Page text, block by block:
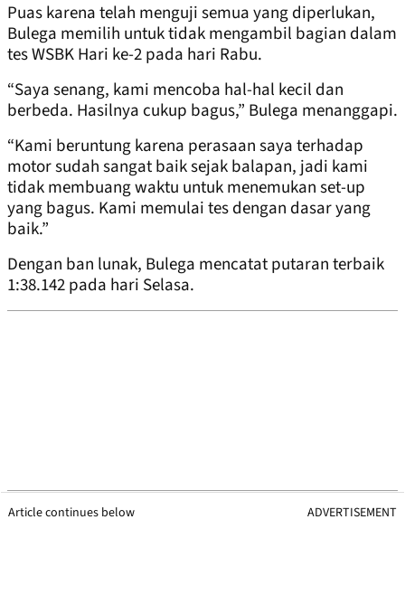
Puas karena telah menguji semua yang diperlukan,
Bulega memilih untuk tidak mengambil bagian dalam
tes WSBK Hari ke-2 pada hari Rabu.
“Saya senang, kami mencoba hal-hal kecil dan
berbeda. Hasilnya cukup bagus,” Bulega menanggapi.
“Kami beruntung karena perasaan saya terhadap
motor sudah sangat baik sejak balapan, jadi kami
tidak membuang waktu untuk menemukan set-up
yang bagus. Kami memulai tes dengan dasar yang
baik.”
Dengan ban lunak, Bulega mencatat putaran terbaik
1:38.142 pada hari Selasa.
Article continues below ADVERTISEMENT